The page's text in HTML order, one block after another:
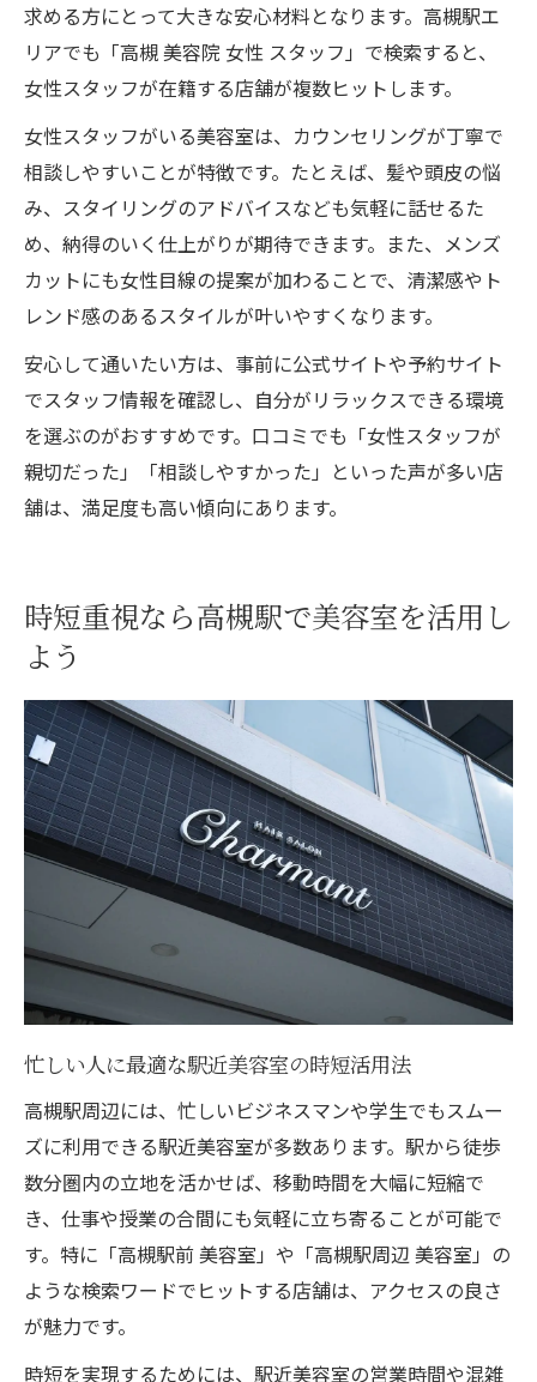
求める方にとって大きな安心材料となります。高槻駅エ
リアでも「高槻 美容院 女性 スタッフ」で検索すると、
女性スタッフが在籍する店舗が複数ヒットします。
女性スタッフがいる美容室は、カウンセリングが丁寧で
相談しやすいことが特徴です。たとえば、髪や頭皮の悩
み、スタイリングのアドバイスなども気軽に話せるた
め、納得のいく仕上がりが期待できます。また、メンズ
カットにも女性目線の提案が加わることで、清潔感やト
レンド感のあるスタイルが叶いやすくなります。
安心して通いたい方は、事前に公式サイトや予約サイト
でスタッフ情報を確認し、自分がリラックスできる環境
を選ぶのがおすすめです。口コミでも「女性スタッフが
親切だった」「相談しやすかった」といった声が多い店
舗は、満足度も高い傾向にあります。
時短重視なら高槻駅で美容室を活用し
よう
忙しい人に最適な駅近美容室の時短活用法
高槻駅周辺には、忙しいビジネスマンや学生でもスムー
ズに利用できる駅近美容室が多数あります。駅から徒歩
数分圏内の立地を活かせば、移動時間を大幅に短縮で
き、仕事や授業の合間にも気軽に立ち寄ることが可能で
す。特に「高槻駅前 美容室」や「高槻駅周辺 美容室」の
ような検索ワードでヒットする店舗は、アクセスの良さ
が魅力です。
時短を実現するためには、駅近美容室の営業時間や混雑